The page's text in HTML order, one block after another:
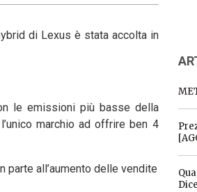
di Lexus è stata accolta in
le emissioni più basse della
marchio ad offrire ben 4
parte all’aumento delle vendite